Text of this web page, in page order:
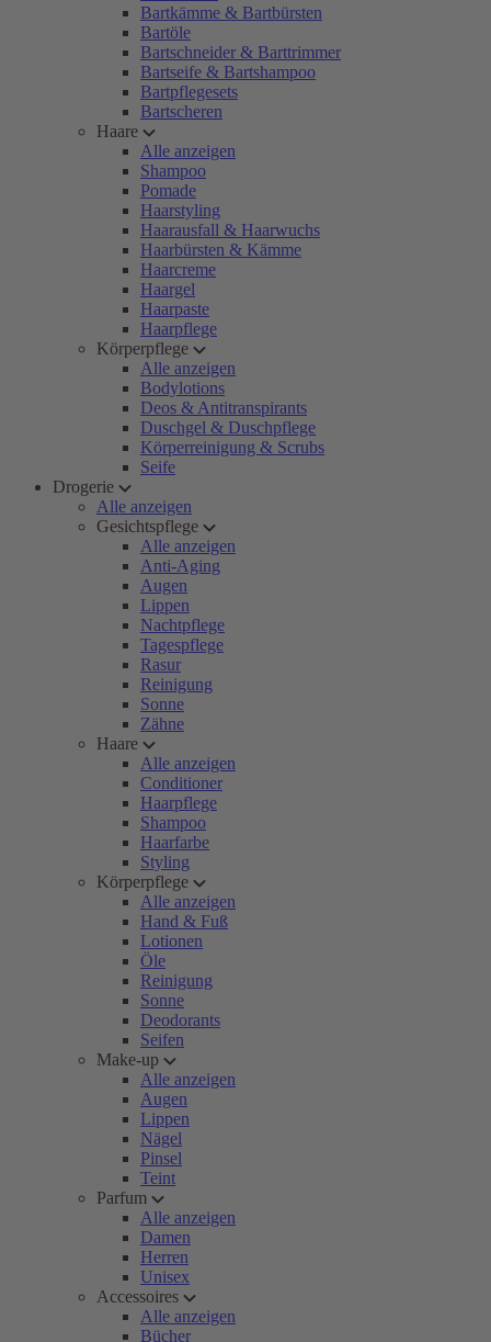
Bartkämme & Bartbürsten
Bartöle
Bartschneider & Barttrimmer
Bartseife & Bartshampoo
Bartpflegesets
Bartscheren
Haare
Alle anzeigen
Shampoo
Pomade
Haarstyling
Haarausfall & Haarwuchs
Haarbürsten & Kämme
Haarcreme
Haargel
Haarpaste
Haarpflege
Körperpflege
Alle anzeigen
Bodylotions
Deos & Antitranspirants
Duschgel & Duschpflege
Körperreinigung & Scrubs
Seife
Drogerie
Alle anzeigen
Gesichtspflege
Alle anzeigen
Anti-Aging
Augen
Lippen
Nachtpflege
Tagespflege
Rasur
Reinigung
Sonne
Zähne
Haare
Alle anzeigen
Conditioner
Haarpflege
Shampoo
Haarfarbe
Styling
Körperpflege
Alle anzeigen
Hand & Fuß
Lotionen
Öle
Reinigung
Sonne
Deodorants
Seifen
Make-up
Alle anzeigen
Augen
Lippen
Nägel
Pinsel
Teint
Parfum
Alle anzeigen
Damen
Herren
Unisex
Accessoires
Alle anzeigen
Bücher